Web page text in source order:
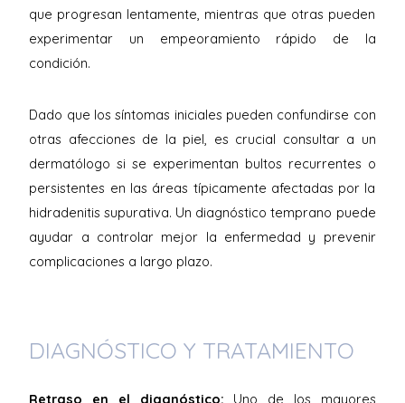
que progresan lentamente, mientras que otras pueden
experimentar un empeoramiento rápido de la
condición.
Dado que los síntomas iniciales pueden confundirse con
otras afecciones de la piel, es crucial consultar a un
dermatólogo si se experimentan bultos recurrentes o
persistentes en las áreas típicamente afectadas por la
hidradenitis supurativa. Un diagnóstico temprano puede
ayudar a controlar mejor la enfermedad y prevenir
complicaciones a largo plazo.
DIAGNÓSTICO Y TRATAMIENTO
Retraso en el diagnóstico: Uno de los mayores